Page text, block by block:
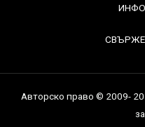
Авторско право © 2009-